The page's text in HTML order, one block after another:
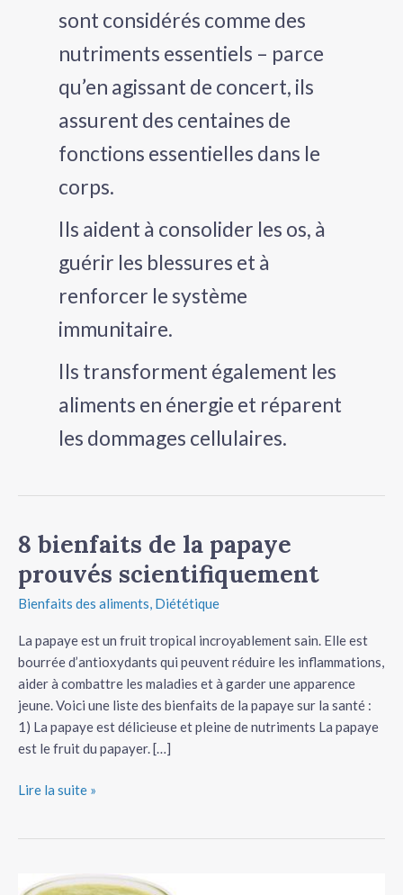
sont considérés comme des
nutriments essentiels – parce
qu’en agissant de concert, ils
assurent des centaines de
fonctions essentielles dans le
corps.
Ils aident à consolider les os, à
guérir les blessures et à
renforcer le système
immunitaire.
Ils transforment également les
aliments en énergie et réparent
les dommages cellulaires.
8 bienfaits de la papaye
prouvés scientifiquement
Bienfaits des aliments Diététique
La papaye est un fruit tropical incroyablement sain. Elle est
bourrée d’antioxydants qui peuvent réduire les inflammations,
aider à combattre les maladies et à garder une apparence
jeune. Voici une liste des bienfaits de la papaye sur la santé :
1) La papaye est délicieuse et pleine de nutriments La papaye
est le fruit du papayer. […]
8
de
la
prouvés
scientifiquement
Lire la suite »